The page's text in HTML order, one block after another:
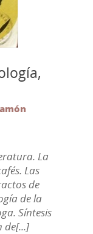
La
Las
de
de la
Síntesis
de[...]